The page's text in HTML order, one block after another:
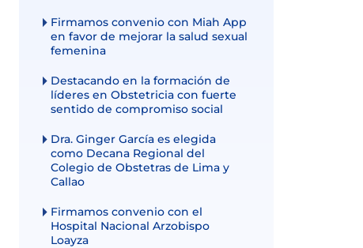
Firmamos convenio con Miah App
en favor de mejorar la salud sexual
femenina
Destacando en la formación de
líderes en Obstetricia con fuerte
sentido de compromiso social
Dra. Ginger García es elegida
como Decana Regional del
Colegio de Obstetras de Lima y
Callao
Firmamos convenio con el
Hospital Nacional Arzobispo
Loayza